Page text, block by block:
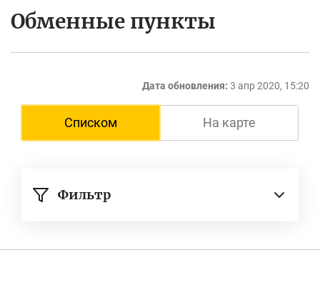
Обменные пункты
Дата обновления: 3 апр 2020, 15:20
Списком На карте
Фильтр